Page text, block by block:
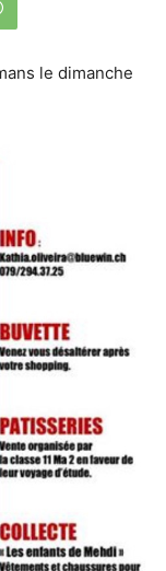
le dimanche